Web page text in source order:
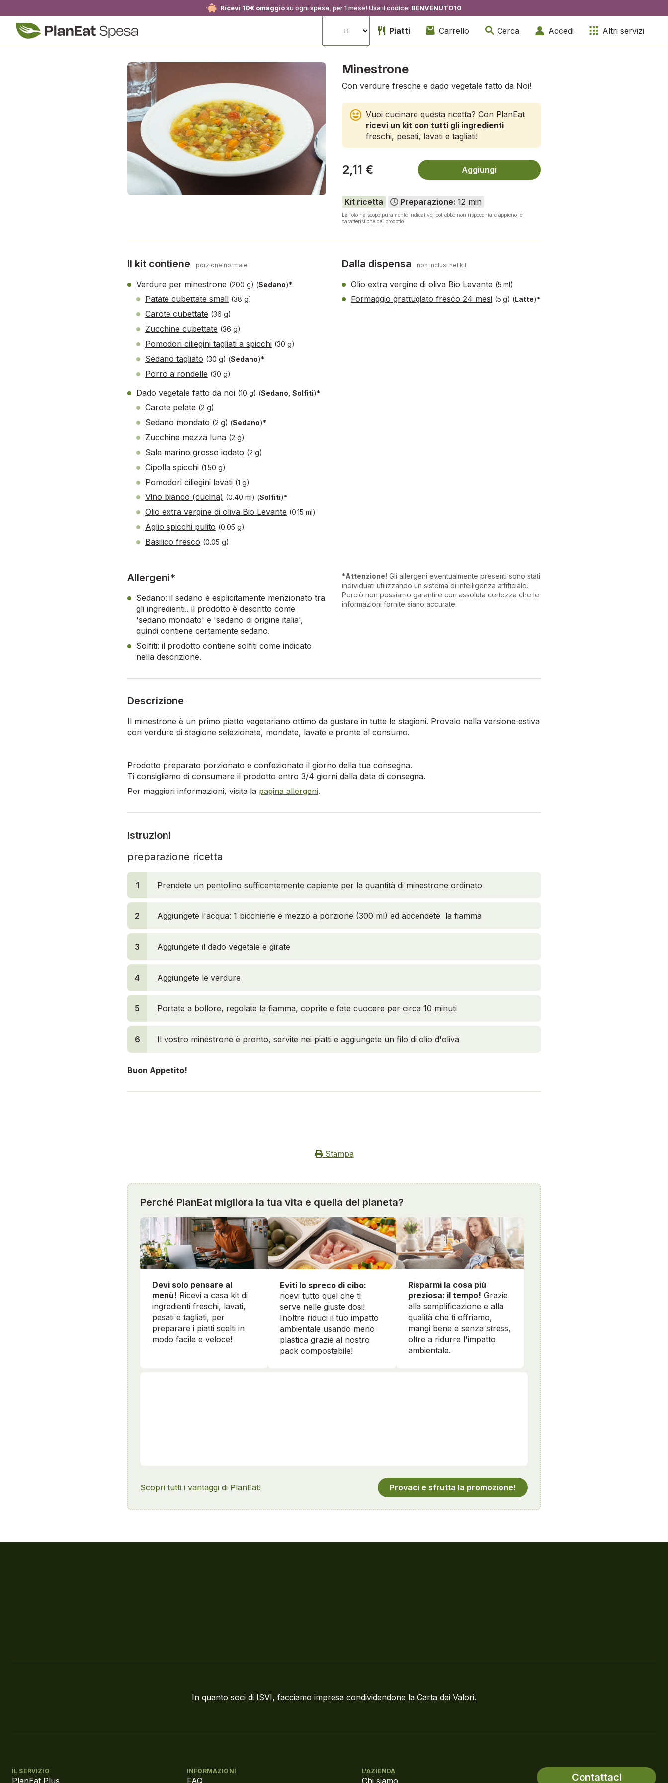
Ricevi 10€ omaggiosu ogni spesa, per 1 mese! Usa il codice: BENVENUTO10
Piatti Carrello Cerca Accedi Altri servizi
Minestrone
Con verdure fresche e dado vegetale fatto da Noi!
Vuoi cucinare questa ricetta? Con PlanEat
ricevi un kit con tutti gli ingredienti
freschi, pesati, lavati e tagliati!
2,11 € Aggiungi
Kit ricetta Preparazione: 12 min
La foto ha scopo puramente indicativo, potrebbe non rispecchiare appieno le
caratteristiche del prodotto.
Il kit contiene porzione normale
Verdure per minestrone (200 g) (Sedano)*
Patate cubettate small (38 g)
Carote cubettate (36 g)
Zucchine cubettate (36 g)
Pomodori ciliegini tagliati a spicchi (30 g)
Sedano tagliato (30 g) (Sedano)*
Porro a rondelle (30 g)
Dado vegetale fatto da noi (10 g) (Sedano, Solfiti)*
Carote pelate (2 g)
Sedano mondato (2 g) (Sedano)*
Zucchine mezza luna (2 g)
Sale marino grosso iodato (2 g)
Cipolla spicchi (1.50 g)
Pomodori ciliegini lavati (1 g)
Vino bianco (cucina) (0.40 ml) (Solfiti)*
Olio extra vergine di oliva Bio Levante (0.15 ml)
Aglio spicchi pulito (0.05 g)
Basilico fresco (0.05 g)
Dalla dispensa non inclusi nel kit
Olio extra vergine di oliva Bio Levante (5 ml)
Formaggio grattugiato fresco 24 mesi (5 g) (Latte)*
Allergeni*
Sedano: il sedano è esplicitamente menzionato tra
gli ingredienti.. il prodotto è descritto come
'sedano mondato' e 'sedano di origine italia',
quindi contiene certamente sedano.
Solfiti: il prodotto contiene solfiti come indicato
nella descrizione.
*Attenzione! Gli allergeni eventualmente presenti sono stati
individuati utilizzando un sistema di intelligenza artificiale.
Perciò non possiamo garantire con assoluta certezza che le
informazioni fornite siano accurate.
Descrizione
Il minestrone è un primo piatto vegetariano ottimo da gustare in tutte le stagioni. Provalo nella versione estiva
con verdure di stagione selezionate, mondate, lavate e pronte al consumo.
Prodotto preparato porzionato e confezionato il giorno della tua consegna.
Ti consigliamo di consumare il prodotto entro 3/4 giorni dalla data di consegna.
Per maggiori informazioni, visita la pagina allergeni.
Istruzioni
preparazione ricetta
1 Prendete un pentolino sufficentemente capiente per la quantità di minestrone ordinato
2 Aggiungete l'acqua: 1 bicchierie e mezzo a porzione (300 ml) ed accendete la fiamma
3 Aggiungete il dado vegetale e girate
4 Aggiungete le verdure
5 Portate a bollore, regolate la fiamma, coprite e fate cuocere per circa 10 minuti
6 Il vostro minestrone è pronto, servite nei piatti e aggiungete un filo di olio d'oliva
Buon Appetito!
Stampa
Perché PlanEat migliora la tua vita e quella del pianeta?
Devi solo pensare al
menù! Ricevi a casa kit di
ingredienti freschi, lavati,
pesati e tagliati, per
preparare i piatti scelti in
modo facile e veloce!
Eviti lo spreco di cibo:
ricevi tutto quel che ti
serve nelle giuste dosi!
Inoltre riduci il tuo impatto
ambientale usando meno
plastica grazie al nostro
pack compostabile!
Risparmi la cosa più
preziosa: il tempo! Grazie
alla semplificazione e alla
qualità che ti offriamo,
mangi bene e senza stress,
oltre a ridurre l'impatto
ambientale.
Scopri tutti i vantaggi di PlanEat! Provaci e sfrutta la promozione!
In quanto soci di ISVI, facciamo impresa condividendone la Carta dei Valori.
IL SERVIZIO
PlanEat Plus
INFORMAZIONI
FAQ
L'AZIENDA
Chi siamo Contattaci